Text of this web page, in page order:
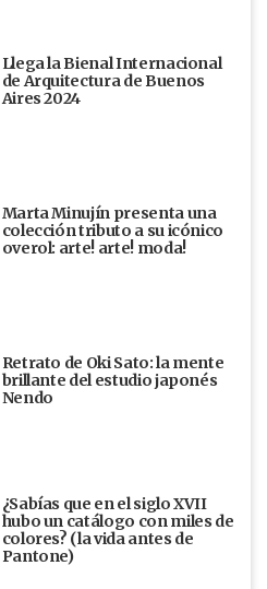
Llega la Bienal Internacional
de Arquitectura de Buenos
Aires 2024
Marta Minujín presenta una
colección tributo a su icónico
overol: arte! arte! moda!
Retrato de Oki Sato: la mente
brillante del estudio japonés
Nendo
¿Sabías que en el siglo XVII
hubo un catálogo con miles de
colores? (la vida antes de
Pantone)